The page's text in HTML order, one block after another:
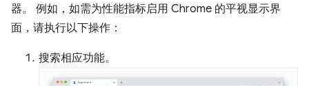
器。 例如，如需为性能指标启用 Chrome 的平视显示界
面，请执行以下操作：
搜索相应功能。